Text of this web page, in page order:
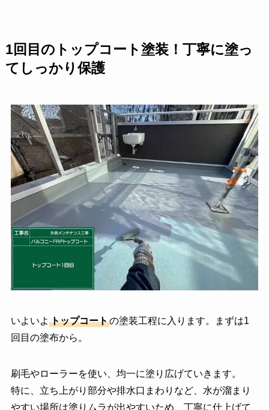
1回目のトップコート塗装！丁寧に塗っ
てしっかり保護
いよいよ トップコートの塗装工程に入ります。まずは1
回目の塗布から。
刷毛やローラーを使い、均一に塗り広げていきます。
特に、立ち上がり部分や排水口まわりなど、水が溜まり
やすい場所は塗りムラが出やすいため、丁寧に仕上げて